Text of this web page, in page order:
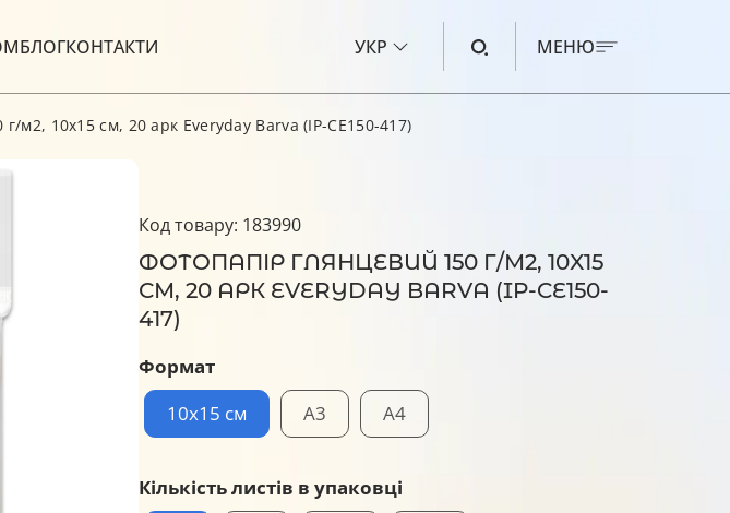
БЛОГКОНТАКТИ УКР МЕНЮ
ЧОРНИЛО ДЛЯ EPSON
ЧОРНИЛО ДЛЯ BROTHER
м2, 10x15 см, 20 арк Everyday Barva (IP-CE150-417)
Код товару: 183990
ФОТОПАПІР ГЛЯНЦЕВИЙ 150 Г/М2, 10X15
СМ, 20 АРК EVERYDAY BARVA (IP-CE150-
417)
Формат
10x15 см
A3 A4
Кількість листів в упаковці